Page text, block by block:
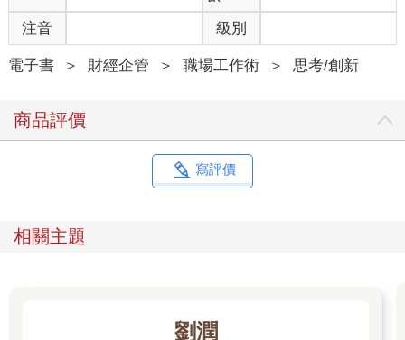
在的知識，再以記錄的型態呈現出來。這兩種記錄型態像齒輪一
樣相互齧合時，就會提升效果，使你活得充滿智慧。
2.記錄讓人得以主導人生
成為人生的主人，無異於獲得自由人生。初聞這句話，頃刻間可
嗎？從結論來看的話，絕對不會。我推薦各位的記錄方法，將帶
領你們邁向自由人生，我也是因為這樣才開始記錄。
試想你正站在一個凌亂不堪的房間。此時，你急需確認一本書的
內容，卻怎樣都找不到那本書。書桌放滿了書，床上雜物堆積如
讓我來問問各位，哪一種情況比較自由呢？秩序之所以能讓我們
紀錄等同於整理好凌亂不堪的房間，打造隨時都能自由活動的專
注音 級別
電子書 ＞ 財經企管 ＞ 職場工作術 ＞ 思考/創新
商品評價
寫評價
相關主題
劉潤